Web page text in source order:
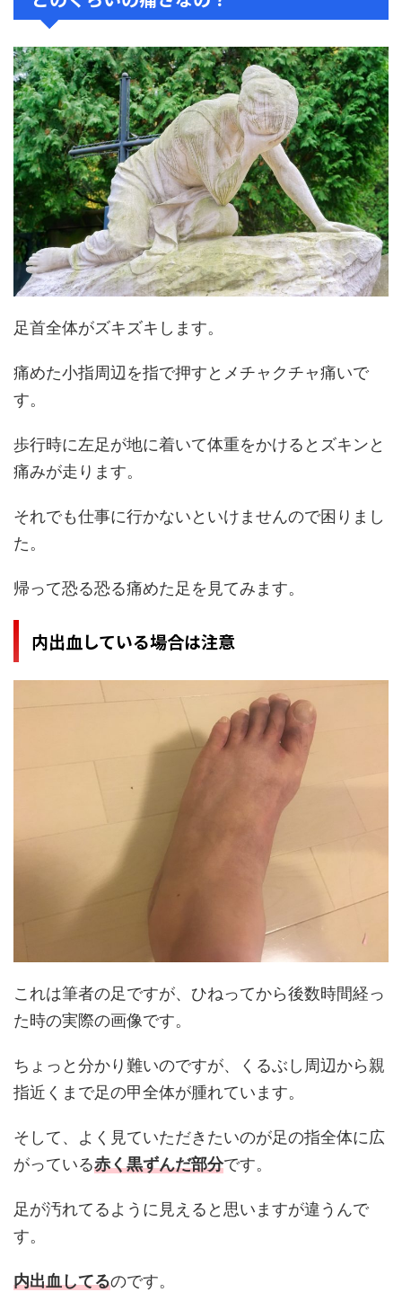
足首全体がズキズキします。
痛めた小指周辺を指で押すとメチャクチャ痛いで
す。
歩行時に左足が地に着いて体重をかけるとズキンと
痛みが走ります。
それでも仕事に行かないといけませんので困りまし
た。
帰って恐る恐る痛めた足を見てみます。
内出血している場合は注意
これは筆者の足ですが、ひねってから後数時間経っ
た時の実際の画像です。
ちょっと分かり難いのですが、くるぶし周辺から親
指近くまで足の甲全体が腫れています。
そして、よく見ていただきたいのが足の指全体に広
がっている赤く黒ずんだ部分です。
足が汚れてるように見えると思いますが違うんで
す。
内出血してるのです。